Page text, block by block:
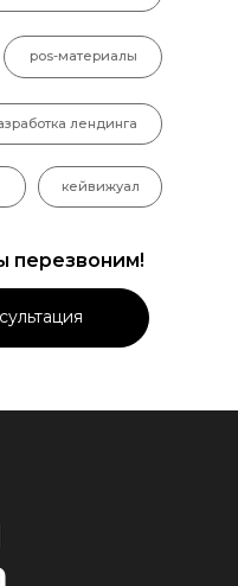
перезвоним!
pos-материалы
лендинга
кейвижуал